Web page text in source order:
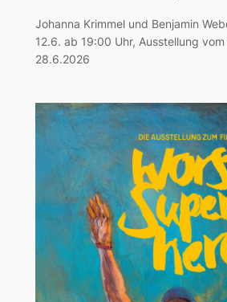
Johanna Krimmel und Benjamin
12.6. ab 19:00 Uhr, Ausstellung
28.6.2026